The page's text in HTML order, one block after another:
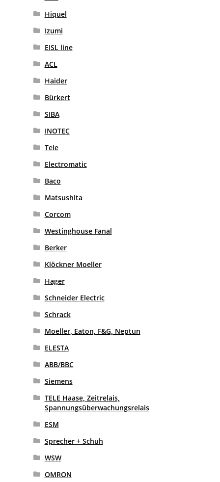
Hiquel
Izumi
EISL line
ACL
Haider
Bürkert
SIBA
INOTEC
Tele
Electromatic
Baco
Matsushita
Corcom
Westinghouse Fanal
Berker
Klöckner Moeller
Hager
Schneider Electric
Schrack
Moeller, Eaton, F&G, Neptun
ELESTA
ABB/BBC
Siemens
TELE Haase, Zeitrelais,
Spannungsüberwachungsrelais
ESM
Sprecher + Schuh
WSW
OMRON